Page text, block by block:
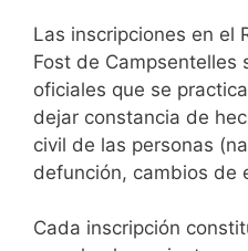
Las inscripciones en el
Fost de Campsentelles
oficiales que se
dejar constancia de
civil de las personas
defunción, cambios de
Cada inscripción